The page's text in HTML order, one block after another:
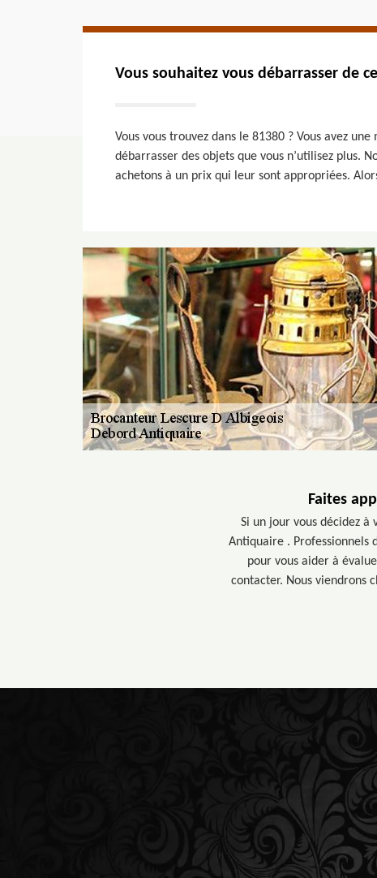
Vous souhaitez vous débarrasser de
Vous vous trouvez dans le 81380 ? Vous avez
débarrasser des objets que vous n’utilisez plus.
achetons à un prix qui leur sont appropriées.
Faites
Si un jour vous décidez à
Antiquaire . Professionnels
pour vous aider à
contacter. Nous viendrons